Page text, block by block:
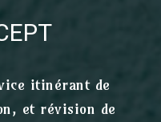
itinérant de
et révision de